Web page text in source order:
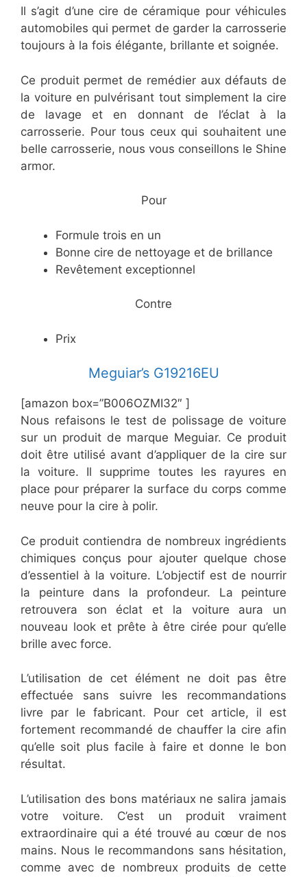
Il s’agit d’une cire de céramique pour véhicules
automobiles qui permet de garder la carrosserie
toujours à la fois élégante, brillante et soignée.
Ce produit permet de remédier aux défauts de
la voiture en pulvérisant tout simplement la cire
de lavage et en donnant de l’éclat à la
carrosserie. Pour tous ceux qui souhaitent une
belle carrosserie, nous vous conseillons le Shine
armor.
​Pour
​Formule trois en un
​Bonne cire de nettoyage et de brillance
​Revêtement exceptionnel
​Contre
​Prix
​Meguiar’s G19216EU
[amazon box=”​B006OZMI32″ ]
Nous refaisons le test de polissage de voiture
sur un produit de marque Meguiar. Ce produit
doit être utilisé avant d’appliquer de la cire sur
la voiture. Il supprime toutes les rayures en
place pour préparer la surface du corps comme
neuve pour la cire à polir.
Ce produit contiendra de nombreux ingrédients
chimiques conçus pour ajouter quelque chose
d’essentiel à la voiture. L’objectif est de nourrir
la peinture dans la profondeur. La peinture
retrouvera son éclat et la voiture aura un
nouveau look et prête à être cirée pour qu’elle
brille avec force.
L’utilisation de cet élément ne doit pas être
effectuée sans suivre les recommandations
livre par le fabricant. Pour cet article, il est
fortement recommandé de chauffer la cire afin
qu’elle soit plus facile à faire et donne le bon
résultat.
L’utilisation des bons matériaux ne salira jamais
votre voiture. C’est un produit vraiment
extraordinaire qui a été trouvé au cœur de nos
mains. Nous le recommandons sans hésitation,
comme avec de nombreux produits de cette